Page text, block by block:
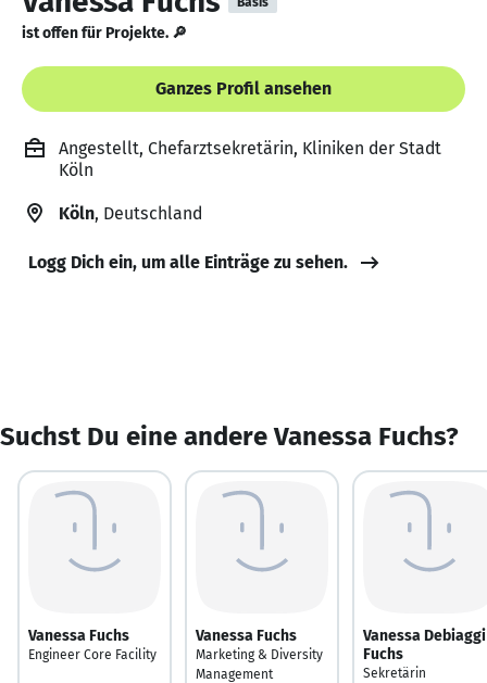
ist offen für Projekte. 🔎
Ganzes Profil ansehen
Angestellt, Chefarztsekretärin, Kliniken der Stadt
Köln
Köln, Deutschland
Logg Dich ein, um alle Einträge zu sehen.
Suchst Du eine andere Vanessa Fuchs?
Vanessa Fuchs
Engineer Core Facility
Vanessa Fuchs
Marketing & Diversity
Management
Vanessa Debiaggi
Fuchs
Sekretärin